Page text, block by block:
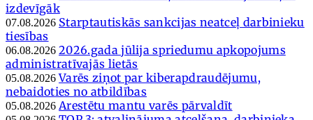
izdevīgāk
07.08.2026 Starptautiskās sankcijas neatceļ darbinieku
tiesības
06.08.2026 2026.gada jūlija spriedumu apkopojums
administratīvajās lietās
05.08.2026 Varēs ziņot par kiberapdraudējumu,
nebaidoties no atbildības
05.08.2026 Arestētu mantu varēs pārvaldīt